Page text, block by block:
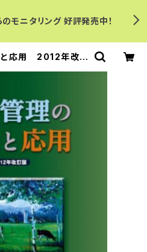
モニタリング 好評発売中！
と応用 2012年改訂